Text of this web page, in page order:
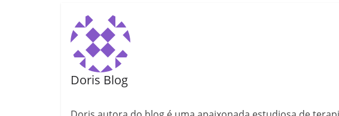
Doris Blog